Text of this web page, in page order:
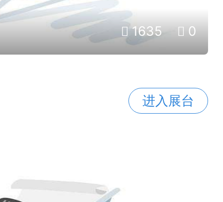
1635 0
进入展台